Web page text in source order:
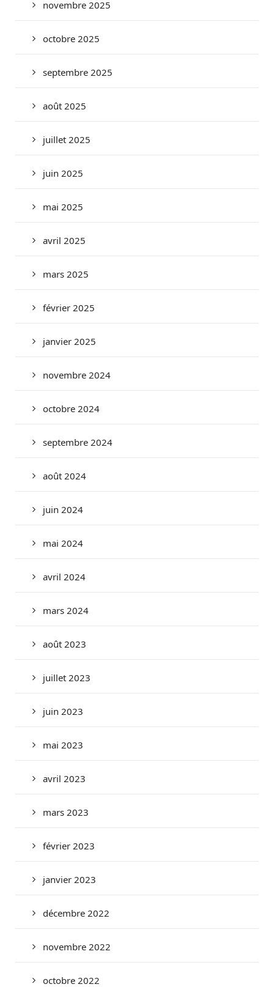
novembre 2025
octobre 2025
septembre 2025
août 2025
juillet 2025
juin 2025
mai 2025
avril 2025
mars 2025
février 2025
janvier 2025
novembre 2024
octobre 2024
septembre 2024
août 2024
juin 2024
mai 2024
avril 2024
mars 2024
août 2023
juillet 2023
juin 2023
mai 2023
avril 2023
mars 2023
février 2023
janvier 2023
décembre 2022
novembre 2022
octobre 2022